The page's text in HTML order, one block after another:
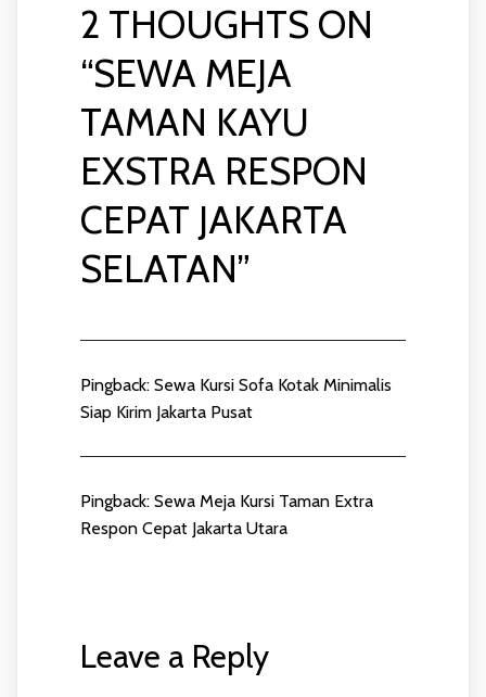
2 THOUGHTS ON
“SEWA MEJA
TAMAN KAYU
EXSTRA RESPON
CEPAT JAKARTA
SELATAN”
Pingback:Sewa Kursi Sofa Kotak Minimalis
Siap Kirim Jakarta Pusat
Pingback:Sewa Meja Kursi Taman Extra
Respon Cepat Jakarta Utara
Leave a Reply